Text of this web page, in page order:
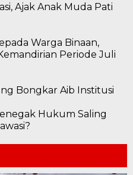
Ajak Anak Muda Pati
Warga Binaan,
Periode Juli
Bongkar Aib Institusi
Hukum Saling